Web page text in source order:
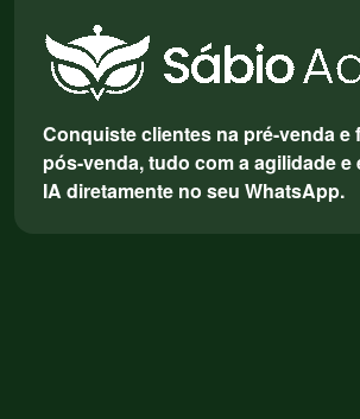
Conquiste clientes na pré-venda e
pós-venda, tudo com a agilidade e
IA diretamente no seu WhatsApp.